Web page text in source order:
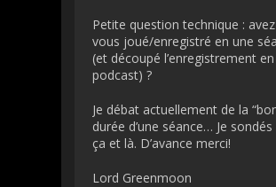
Petite question technique :
vous joué/enregistré en une
(et découpé l’enregistrement
podcast) ?
Je débat actuellement de la
durée d’une séance… Je
ça et là. D’avance merci!
Lord Greenmoon